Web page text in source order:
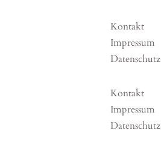
Kontakt
Impressum
Datenschutz
Kontakt
Impressum
Datenschutz